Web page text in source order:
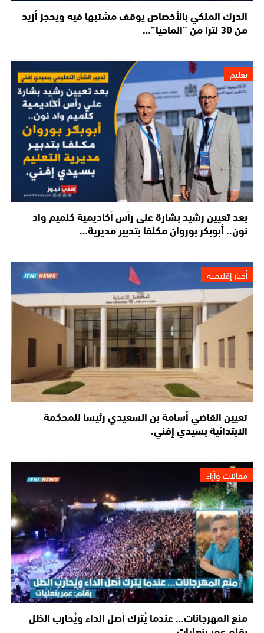
الدرك الملكي بالأخصاص يوقف مشتبها فيه ويحجز أزيد
من 30 لترا من “الماحيا”…
تعليم
بعد تعيين رشيد بشارة على رأس أكاديمية كلميم واد
نون.. أبوبكر بوروان مكلفا بتدبير مديرية…
أخبار إقليمية
تعيين القاضي أسامة بن السعيدي رئيسا للمحكمة
الابتدائية بسيدي إفني.
مقالات وآراء
منع المهرجانات… عندما يُترك أصل الداء ويُحارب الظل